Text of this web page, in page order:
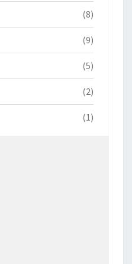
(8)
(9)
(5)
(2)
(1)